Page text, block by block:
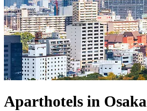
Aparthotels in Osaka